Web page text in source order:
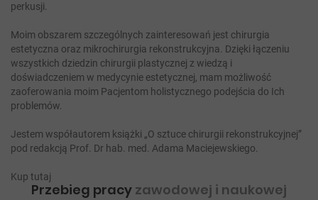
perkusji.
Moim obszarem szczególnych zainteresowań jest chirurgia
estetyczna oraz mikrochirurgia rekonstrukcyjna. Dzięki łączeniu
wszystkich dziedzin chirurgii plastycznej z wiedzą i
doświadczeniem w medycynie estetycznej, mam możliwość
zaoferowania moim Pacjentom holistycznego podejścia do Ich
problemów.
Jestem współautorem książki „O sztuce chirurgii rekonstrukcyjnej”
pod redakcją Prof. Dr hab. med. Adama Maciejewskiego.
Kup tutaj
Przebieg pracy zawodowej i naukowej